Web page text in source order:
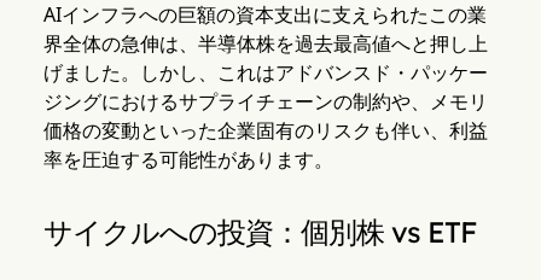
AIインフラへの巨額の資本支出に支えられたこの業
界全体の急伸は、半導体株を過去最高値へと押し上
げました。しかし、これはアドバンスド・パッケー
ジングにおけるサプライチェーンの制約や、メモリ
価格の変動といった企業固有のリスクも伴い、利益
率を圧迫する可能性があります。
サイクルへの投資：個別株 vs ETF